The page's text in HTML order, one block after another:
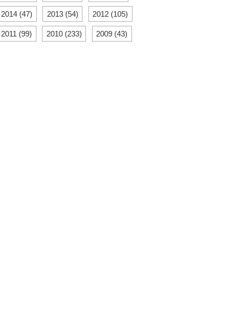
2014 (47) 2013 (54) 2012 (105)
2011 (99) 2010 (233) 2009 (43)